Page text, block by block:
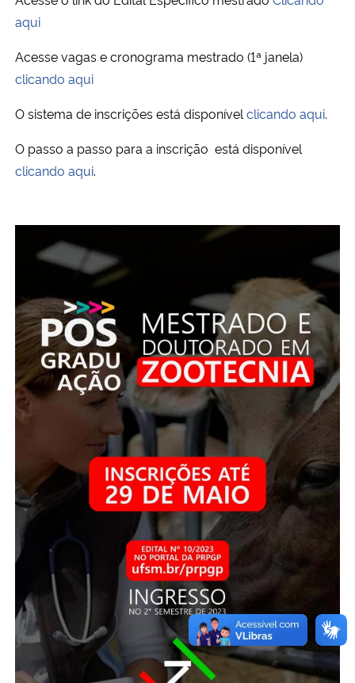
Advocacia-Geral da União
Planalto
aqui
Acesse vagas e cronograma mestrado (1ª janela)
clicando aqui
O sistema de inscrições está disponível clicando aqui.
O passo a passo para a inscrição está disponível
clicando aqui.